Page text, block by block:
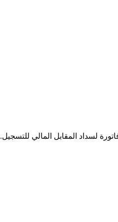
لسداد المقابل المالي للتسجيل.